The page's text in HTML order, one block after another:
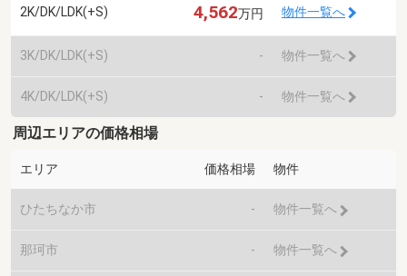
2K/DK/LDK(+S) 4,562万円 物件一覧へ
3K/DK/LDK(+S) - 物件一覧へ
4K/DK/LDK(+S) - 物件一覧へ
周辺エリアの価格相場
エリア 価格相場 物件
ひたちなか市 - 物件一覧へ
那珂市 - 物件一覧へ